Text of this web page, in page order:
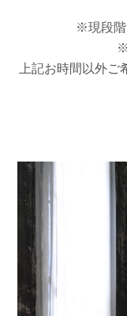
※現段階
上記お時間以外ご